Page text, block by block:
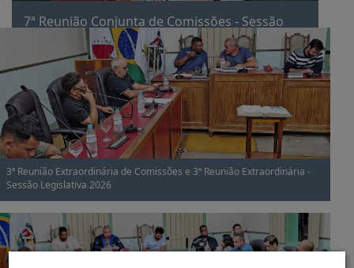
7ª Reunião Conjunta de Comissões - Sessão
Legislativa 2026
3ª Reunião Extraordinária de Comissões e 3ª Reunião Extraordinária -
Sessão Legislativa 2026